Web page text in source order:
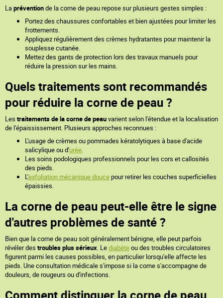
Lapréventionde la corne de peau repose sur plusieurs gestes simples :
Portez des chaussures confortables et bien ajustées pour limiter les
frottements.
Appliquez régulièrement des crèmes hydratantes pour maintenir la
souplesse cutanée.
Mettez des gants de protection lors des travaux manuels pour
réduire la pression sur les mains.
Quels traitements sont recommandés
pour réduire la corne de peau ?
Les traitements de la corne de peauvarient selon l'étendue et la localisation
de l'épaississement. Plusieurs approches reconnues :
L'usage de crèmes ou pommades kératolytiques à base d'acide
salicylique ou d'urée.
Les soins podologiques professionnels pour les cors et callosités
des pieds.
L'exfoliation mécanique doucepour retirer les couches superficielles
épaissies.
La corne de peau peut-elle être le signe
d'autres problèmes de santé ?
Bien que la corne de peau soit généralement bénigne, elle peut parfois
révéler des troubles plus sérieux. Lediabèteou des troubles circulatoires
figurent parmi les causes possibles, en particulier lorsqu'elle affecte les
pieds. Une consultation médicale s'impose si la corne s'accompagne de
douleurs, de rougeurs ou d'infections.